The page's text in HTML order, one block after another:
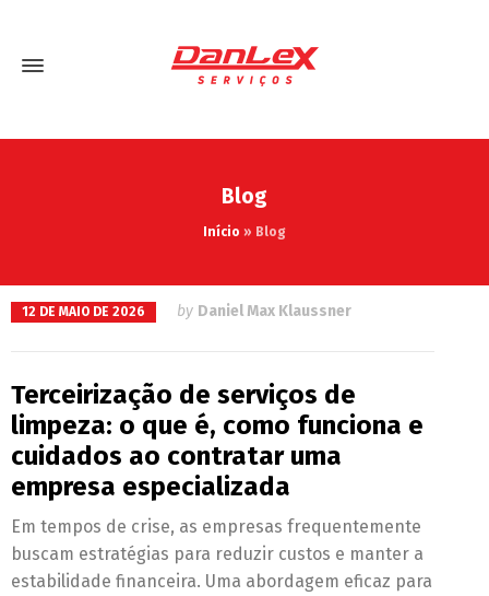
Blog
Início » Blog
12 DE MAIO DE 2026 by Daniel Max Klaussner
Terceirização de serviços de
limpeza: o que é, como funciona e
cuidados ao contratar uma
empresa especializada
Em tempos de crise, as empresas frequentemente
buscam estratégias para reduzir custos e manter a
estabilidade financeira. Uma abordagem eficaz para